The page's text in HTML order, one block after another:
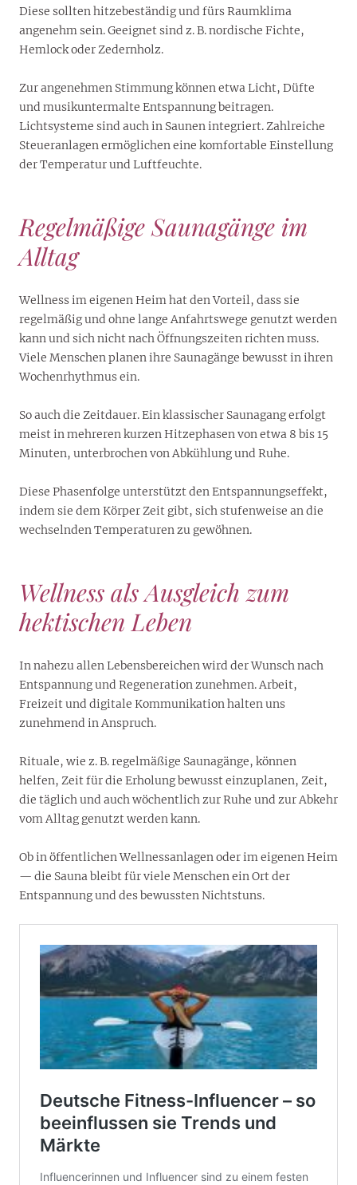
Diese sollten hitzebeständig und fürs Raumklima
angenehm sein. Geeignet sind z. B. nordische Fichte,
Hemlock oder Zedernholz.
Zur angenehmen Stimmung können etwa Licht, Düfte
und musikuntermalte Entspannung beitragen.
Lichtsysteme sind auch in Saunen integriert. Zahlreiche
Steueranlagen ermöglichen eine komfortable Einstellung
der Temperatur und Luftfeuchte.
Regelmäßige Saunagänge im
Alltag
Wellness im eigenen Heim hat den Vorteil, dass sie
regelmäßig und ohne lange Anfahrtswege genutzt werden
kann und sich nicht nach Öffnungszeiten richten muss.
Viele Menschen planen ihre Saunagänge bewusst in ihren
Wochenrhythmus ein.
So auch die Zeitdauer. Ein klassischer Saunagang erfolgt
meist in mehreren kurzen Hitzephasen von etwa 8 bis 15
Minuten, unterbrochen von Abkühlung und Ruhe.
Diese Phasenfolge unterstützt den Entspannungseffekt,
indem sie dem Körper Zeit gibt, sich stufenweise an die
wechselnden Temperaturen zu gewöhnen.
Wellness als Ausgleich zum
hektischen Leben
In nahezu allen Lebensbereichen wird der Wunsch nach
Entspannung und Regeneration zunehmen. Arbeit,
Freizeit und digitale Kommunikation halten uns
zunehmend in Anspruch.
Rituale, wie z. B. regelmäßige Saunagänge, können
helfen, Zeit für die Erholung bewusst einzuplanen, Zeit,
die täglich und auch wöchentlich zur Ruhe und zur Abkehr
vom Alltag genutzt werden kann.
Ob in öffentlichen Wellnessanlagen oder im eigenen Heim
— die Sauna bleibt für viele Menschen ein Ort der
Entspannung und des bewussten Nichtstuns.